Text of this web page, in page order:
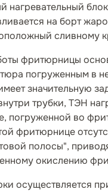
нагревательный
на борт
сливному
фритюрницы
погруженным в
значительную
трубки, ТЭН
погруженной во
фритюрнице
полосы",
окислению
осуществляется